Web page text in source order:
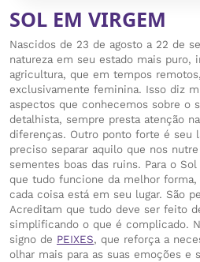
SOL EM VIRGEM
Nascidos de 23 de agosto a 22 de
natureza em seu estado mais puro,
agricultura, que em tempos
exclusivamente feminina. Isso diz
aspectos que conhecemos sobre o
detalhista, sempre presta atenção
diferenças. Outro ponto forte é seu
preciso separar aquilo que nos
sementes boas das ruins. Para o
que tudo funcione da melhor
cada coisa está em seu lugar. São
Acreditam que tudo deve ser feito
simplificando o que é complicado.
signo de PEIXES, que reforça a
olhar mais para as suas emoções e